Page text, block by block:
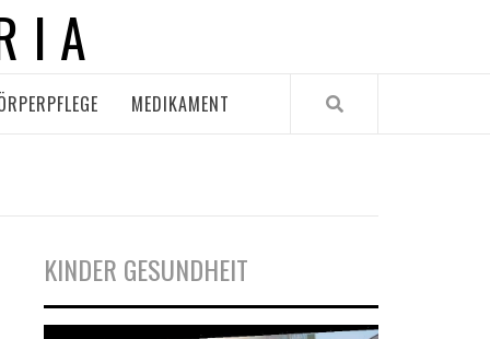
MEDIKAMENT
KINDER GESUNDHEIT